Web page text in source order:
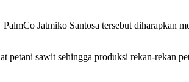
PalmCo Jatmiko Santosa tersebut diharapkan
petani sawit sehingga produksi rekan-rekan